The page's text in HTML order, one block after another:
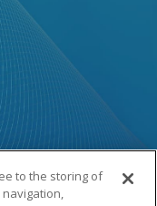
to the storing of